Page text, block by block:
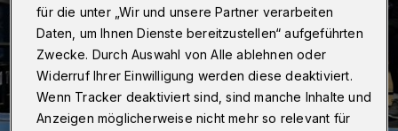
für die unter „Wir und unsere Partner verarbeiten
Daten, um Ihnen Dienste bereitzustellen“ aufgeführten
Zwecke. Durch Auswahl von Alle ablehnen oder
Widerruf Ihrer Einwilligung werden diese deaktiviert.
Wenn Tracker deaktiviert sind, sind manche Inhalte und
Anzeigen möglicherweise nicht mehr so relevant für